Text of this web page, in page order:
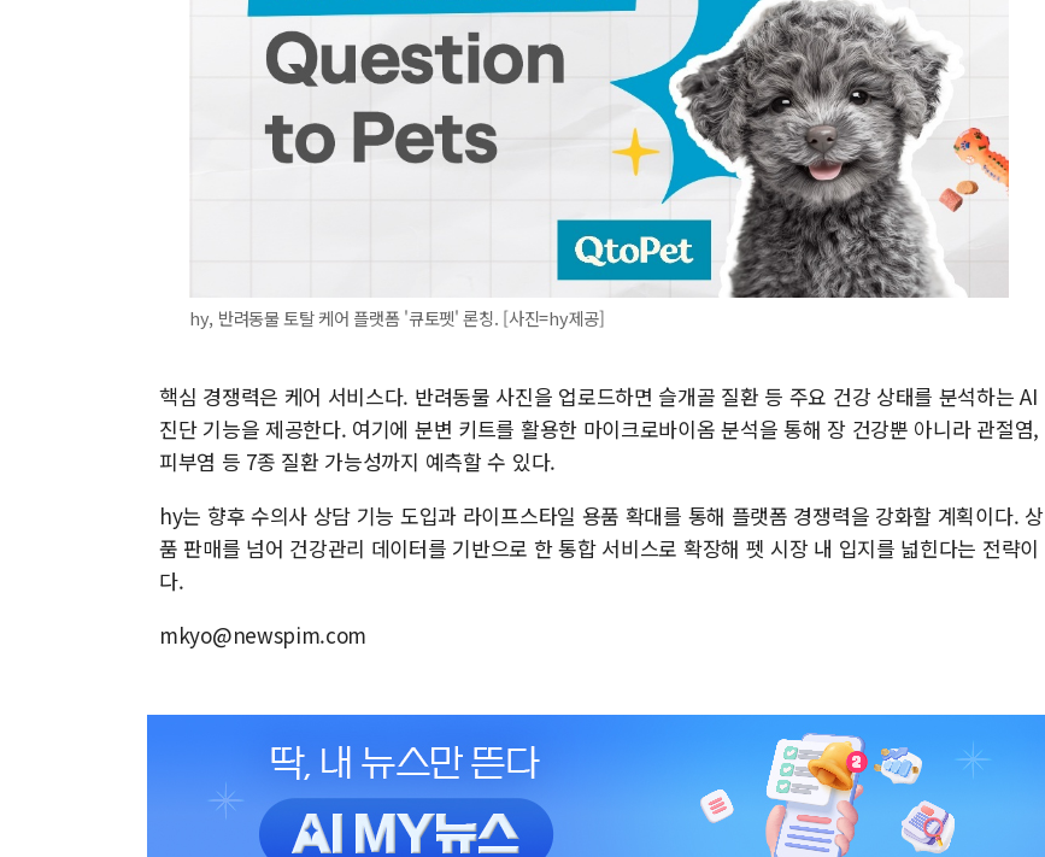
hy, 반려동물 토탈 케어 플랫폼 '큐토펫' 론칭. [사진=hy제공]
핵심 경쟁력은 케어 서비스다. 반려동물 사진을 업로드하면 슬개골 질환 등 주요 건강 상태를 분석하는 AI
진단 기능을 제공한다. 여기에 분변 키트를 활용한 마이크로바이옴 분석을 통해 장 건강뿐 아니라 관절염,
피부염 등 7종 질환 가능성까지 예측할 수 있다.
hy는 향후 수의사 상담 기능 도입과 라이프스타일 용품 확대를 통해 플랫폼 경쟁력을 강화할 계획이다. 상
품 판매를 넘어 건강관리 데이터를 기반으로 한 통합 서비스로 확장해 펫 시장 내 입지를 넓힌다는 전략이
다.
mkyo@newspim.com